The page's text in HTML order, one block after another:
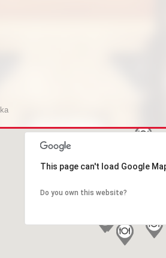
This page can't load Google
Do you own this website?